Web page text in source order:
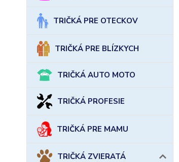
TRIČKÁ PRE OTECKOV
TRIČKÁ PRE BLÍZKYCH
TRIČKÁ AUTO MOTO
TRIČKÁ PROFESIE
TRIČKÁ PRE MAMU
TRIČKÁ ZVIERATÁ